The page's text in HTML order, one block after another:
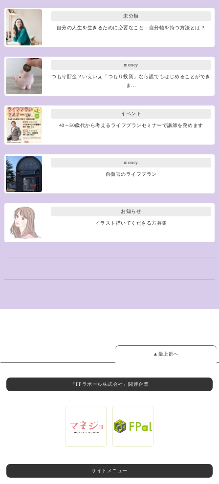
未分類
自分の人生を生きるために必要なこと：自分軸を持つ方法とは？
money
つもり貯金？いえいえ「つもり投資」なら誰でもはじめることができ
ま…
イベント
40～50歳代から考えるライフプランセミナーで講師を務めます
money
自衛官のライフプラン
お知らせ
イラスト描いてくださる方募集
▲最上部へ
『FPラポール株式会社』関連企業
サイトメニュー